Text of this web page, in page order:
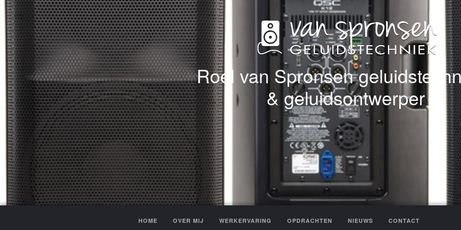
Roel van Spronsen
& geluidsontwerper
HOME OVER MIJ WERKERVARING OPDRACHTEN NIEUWS CONTACT